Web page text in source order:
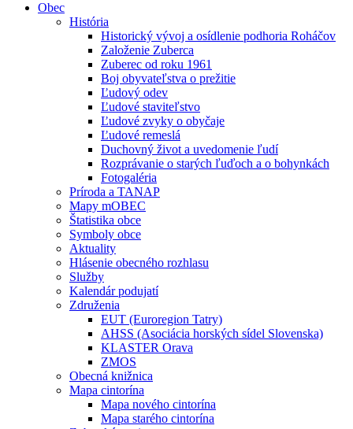
Obec
História
Historický vývoj a osídlenie podhoria Roháčov
Založenie Zuberca
Zuberec od roku 1961
Boj obyvateľstva o prežitie
Ľudový odev
Ľudové staviteľstvo
Ľudové zvyky o obyčaje
Ľudové remeslá
Duchovný život a uvedomenie ľudí
Rozprávanie o starých ľuďoch a o bohynkách
Fotogaléria
Príroda a TANAP
Mapy mOBEC
Štatistika obce
Symboly obce
Aktuality
Hlásenie obecného rozhlasu
Služby
Kalendár podujatí
Združenia
EUT (Euroregion Tatry)
AHSS (Asociácia horských sídel Slovenska)
KLASTER Orava
ZMOS
Obecná knižnica
Mapa cintorína
Mapa nového cintorína
Mapa starého cintorína